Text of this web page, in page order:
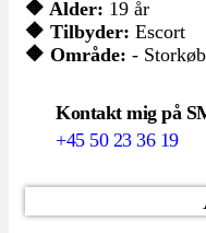
🔶 Alder: 19 år
🔶 Tilbyder: Escort
🔶 Område: -
Kontakt mig på
+45 50 23 36 19